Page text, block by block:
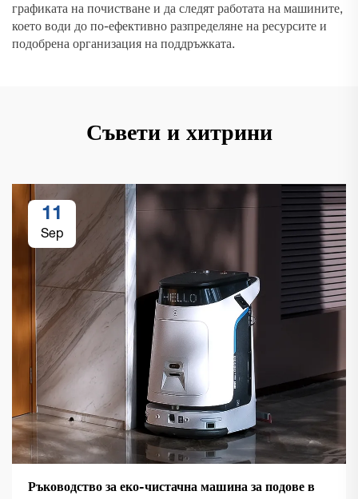
графиката на почистване и да следят работата на машините,
което води до по-ефективно разпределяне на ресурсите и
подобрена организация на поддръжката.
Съвети и хитрини
11
Sep
Ръководство за еко-чистачна машина за подове в